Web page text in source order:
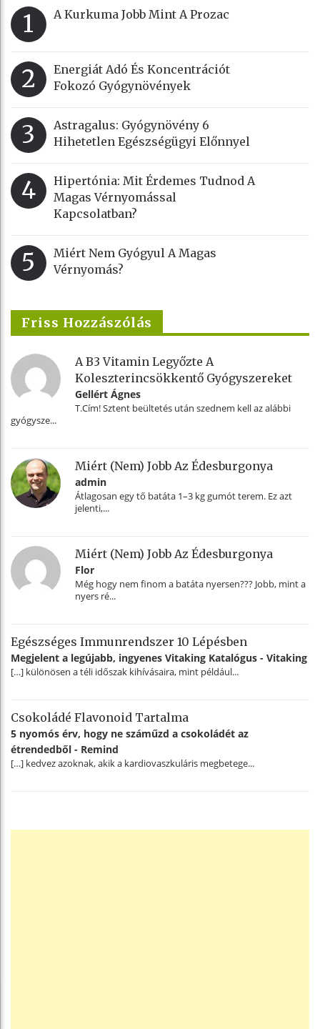
1 A Kurkuma Jobb Mint A Prozac
2
Energiát Adó És Koncentrációt
Fokozó Gyógynövények
3
Astragalus: Gyógynövény 6
Hihetetlen Egészségügyi Előnnyel
4
Hipertónia: Mit Érdemes Tudnod A
Magas Vérnyomással
Kapcsolatban?
5
Miért Nem Gyógyul A Magas
Vérnyomás?
Friss Hozzászólás
A B3 Vitamin Legyőzte A
Koleszterincsökkentő Gyógyszereket
Gellért Ágnes
T.Cím! Sztent beültetés után szednem kell az alábbi
gyógysze...
Miért (nem) Jobb Az Édesburgonya
admin
Átlagosan egy tő batáta 1–3 kg gumót terem. Ez azt
jelenti,...
Miért (nem) Jobb Az Édesburgonya
Flor
Még hogy nem finom a batáta nyersen??? Jobb, mint a
nyers ré...
Egészséges Immunrendszer 10 Lépésben
Megjelent a legújabb, ingyenes Vitaking Katalógus - Vitaking
[…] különösen a téli időszak kihívásaira, mint például...
Csokoládé Flavonoid Tartalma
5 nyomós érv, hogy ne száműzd a csokoládét az
étrendedből - Remind
[…] kedvez azoknak, akik a kardiovaszkuláris megbetege...